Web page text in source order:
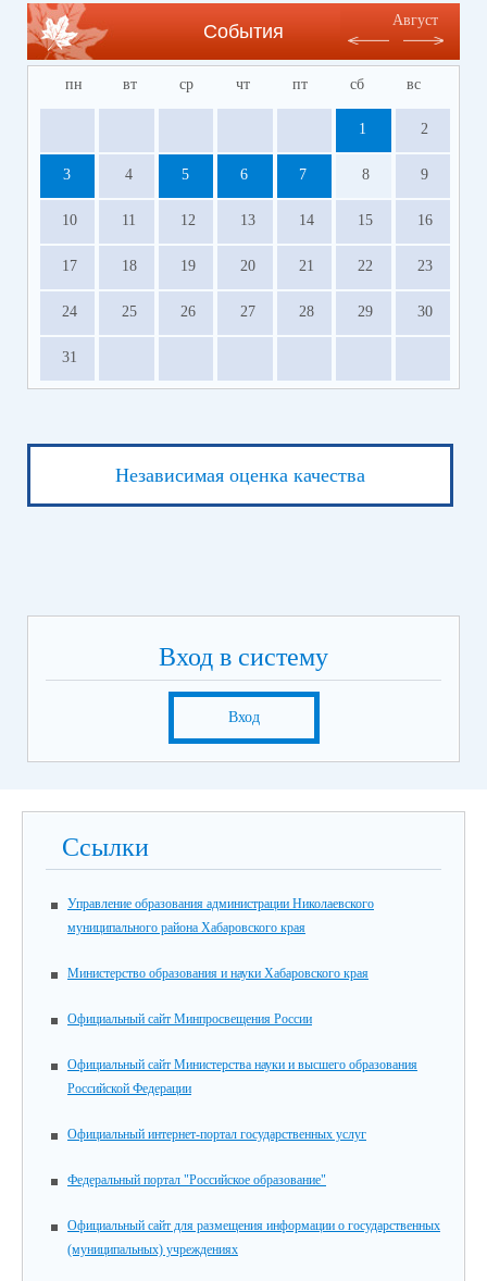
События
Август
пн вт ср чт пт сб вс
1 2
3 4 5 6 7 8 9
10 11 12 13 14 15 16
17 18 19 20 21 22 23
24 25 26 27 28 29 30
31
Независимая оценка качества
Вход в систему
Вход
Ссылки
Управление образования администрации Николаевского
муниципального района Хабаровского края
Министерство образования и науки Хабаровского края
Официальный сайт Минпросвещения России
Официальный сайт Министерства науки и высшего образования
Российской Федерации
Официальный интернет-портал государственных услуг
Федеральный портал "Российское образование"
Официальный сайт для размещения информации о государственных
(муниципальных) учреждениях